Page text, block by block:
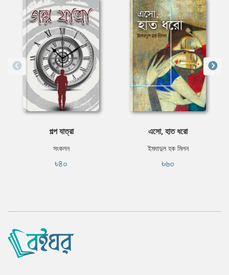
গল্প যাত্রা
সংকলন
৳৪০
এসো, হাত ধরো
ইমদাদুল হক মিলন
৳৬০